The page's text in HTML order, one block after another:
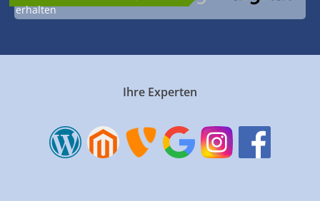
erhalten
Ihre Experten